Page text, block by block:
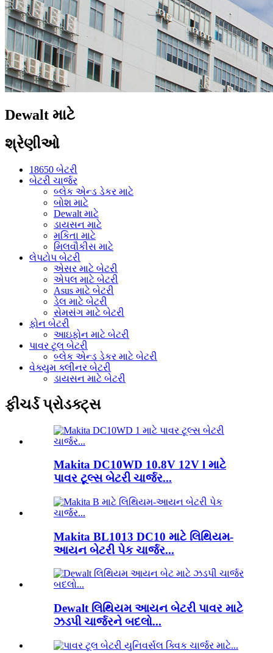
Dewalt માટે
શ્રેણીઓ
18650 બેટરી
બેટરી ચાર્જર
બ્લેક એન્ડ ડેકર માટે
બોશ માટે
Dewalt માટે
ડાયસન માટે
મકિતા માટે
મિલવૌકીસ માટે
લેપટોપ બેટરી
એસર માટે બેટરી
એપલ માટે બેટરી
Asus માટે બેટરી
ડેલ માટે બેટરી
સેમસંગ માટે બેટરી
ફોન બેટરી
આઇફોન માટે બેટરી
પાવર ટૂલ બેટરી
બ્લેક એન્ડ ડેકર માટે બેટરી
વેક્યુમ ક્લીનર બેટરી
ડાયસન માટે બેટરી
ફીચર્ડ પ્રોડક્ટ્સ
Makita DC10WD 10.8V 12V l માટે
પાવર ટૂલ્સ બેટરી ચાર્જર...
Makita BL1013 DC10 માટે લિથિયમ-
આયન બેટરી પેક ચાર્જર...
Dewalt લિથિયમ આયન બેટરી પાવર માટે
ઝડપી ચાર્જરને બદલો...